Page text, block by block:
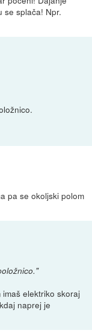
se splača! Npr.
pa se okoljski polom
elektriko skoraj
naprej je